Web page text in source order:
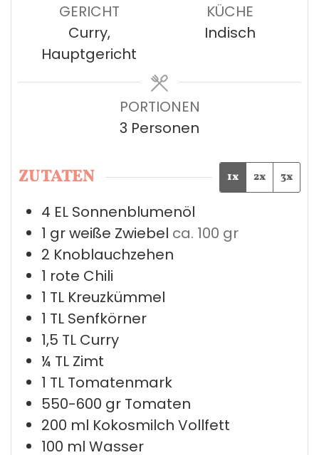
GERICHT
Curry,
Hauptgericht
KÜCHE
Indisch
PORTIONEN
3 Personen
ZUTATEN 1x 2x 3x
4 EL Sonnenblumenöl
1 grweiße Zwiebel ca. 100 gr
2 Knoblauchzehen
1 rote Chili
1 TL Kreuzkümmel
1 TL Senfkörner
1,5 TL Curry
¼ TL Zimt
1 TL Tomatenmark
550-600 gr Tomaten
200 ml Kokosmilch Vollfett
100 ml Wasser